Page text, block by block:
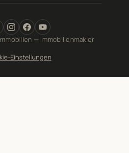
— Immobilienmakler
Einstellungen